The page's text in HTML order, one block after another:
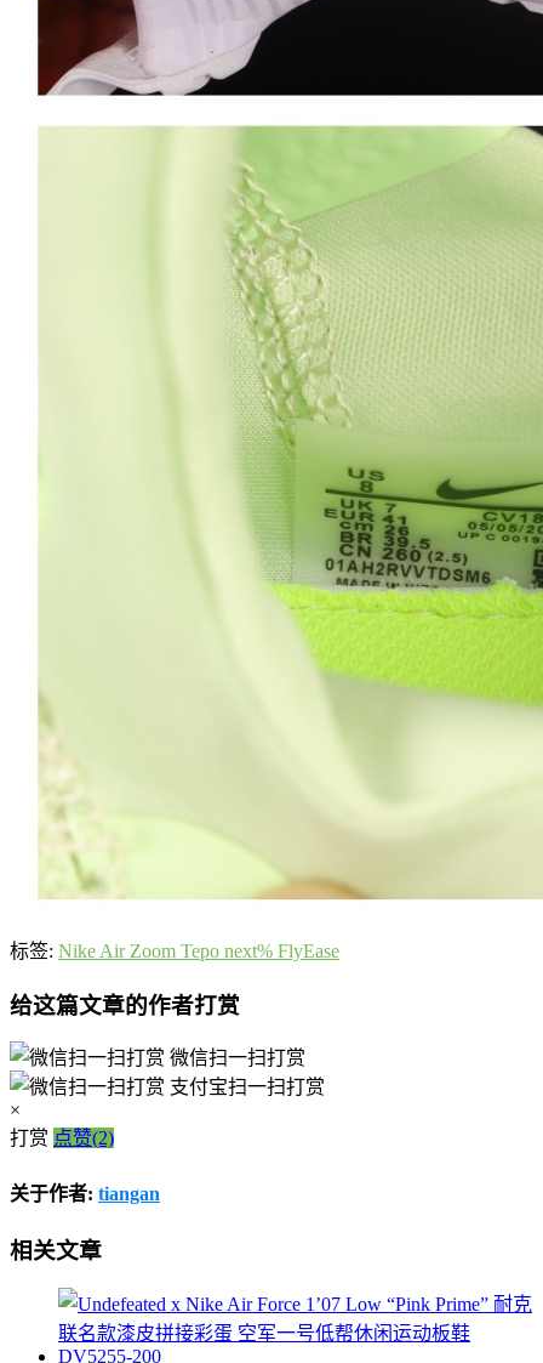
标签: Nike Air Zoom Tepo next% FlyEase
给这篇文章的作者打赏
微信扫一扫打赏
支付宝扫一扫打赏
×
打赏 点赞(2)
关于作者: tiangan
相关文章